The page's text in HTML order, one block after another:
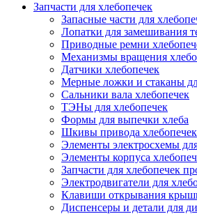
Запчасти для хлебопечек
Запасные части для
Лопатки для замешивания
Приводные ремни
Механизмы вращения
Датчики хлебопечек
Мерные ложки и стаканы
Сальники вала хлебопечек
ТЭНы для хлебопечек
Формы для выпечки хлеба
Шкивы привода хлебопечек
Элементы электросхемы
Элементы корпуса
Запчасти для хлебопечек
Электродвигатели для
Клавиши открывания
Диспенсеры и детали для